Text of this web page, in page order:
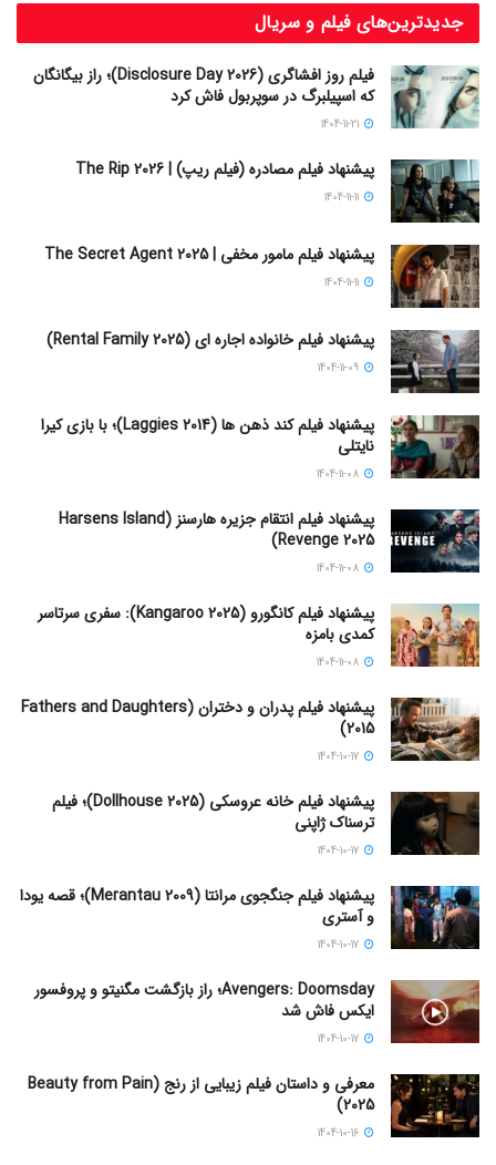
جدیدترین‌های فیلم و سریال
فیلم روز افشاگری (Disclosure Day 2026)؛ راز بیگانگان
که اسپیلبرگ در سوپربول فاش کرد
پیشنهاد فیلم مصادره (فیلم ریپ) | The Rip 2026
پیشنهاد فیلم مامور مخفی | The Secret Agent 2025
پیشنهاد فیلم خانواده اجاره‌ ای (Rental Family 2025)
پیشنهاد فیلم کند ذهن ها (Laggies 2014)؛ با بازی کیرا
نایتلی
پیشنهاد فیلم انتقام جزیره هارسنز (Harsens Island
Revenge 2025)
پیشنهاد فیلم کانگورو (Kangaroo 2025): سفری سرتاسر
کمدی بامزه
پیشنهاد فیلم پدران و دختران (Fathers and Daughters
2015)
پیشنهاد فیلم خانه عروسکی (Dollhouse 2025)؛ فیلم
ترسناک ژاپنی
پیشنهاد فیلم جنگجوی مرانتا (Merantau 2009)؛ قصه یودا
و آستری
Avengers: Doomsday؛ راز بازگشت مگنیتو و پروفسور
ایکس فاش شد
معرفی و داستان فیلم زیبایی از رنج (Beauty from Pain
2025)